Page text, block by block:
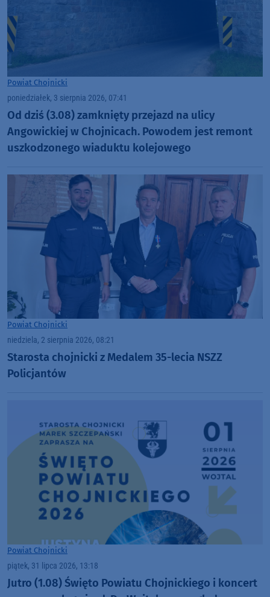
Powiat Chojnicki
poniedziałek, 3 sierpnia 2026, 07:41
Od dziś (3.08) zamknięty przejazd na ulicy
Angowickiej w Chojnicach. Powodem jest remont
uszkodzonego wiaduktu kolejowego
Powiat Chojnicki
niedziela, 2 sierpnia 2026, 08:21
Starosta chojnicki z Medalem 35-lecia NSZZ
Policjantów
Powiat Chojnicki
piątek, 31 lipca 2026, 13:18
Jutro (1.08) Święto Powiatu Chojnickiego i koncert